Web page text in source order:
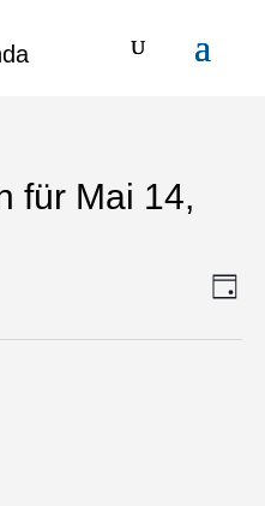
für Mai 14,
Tag